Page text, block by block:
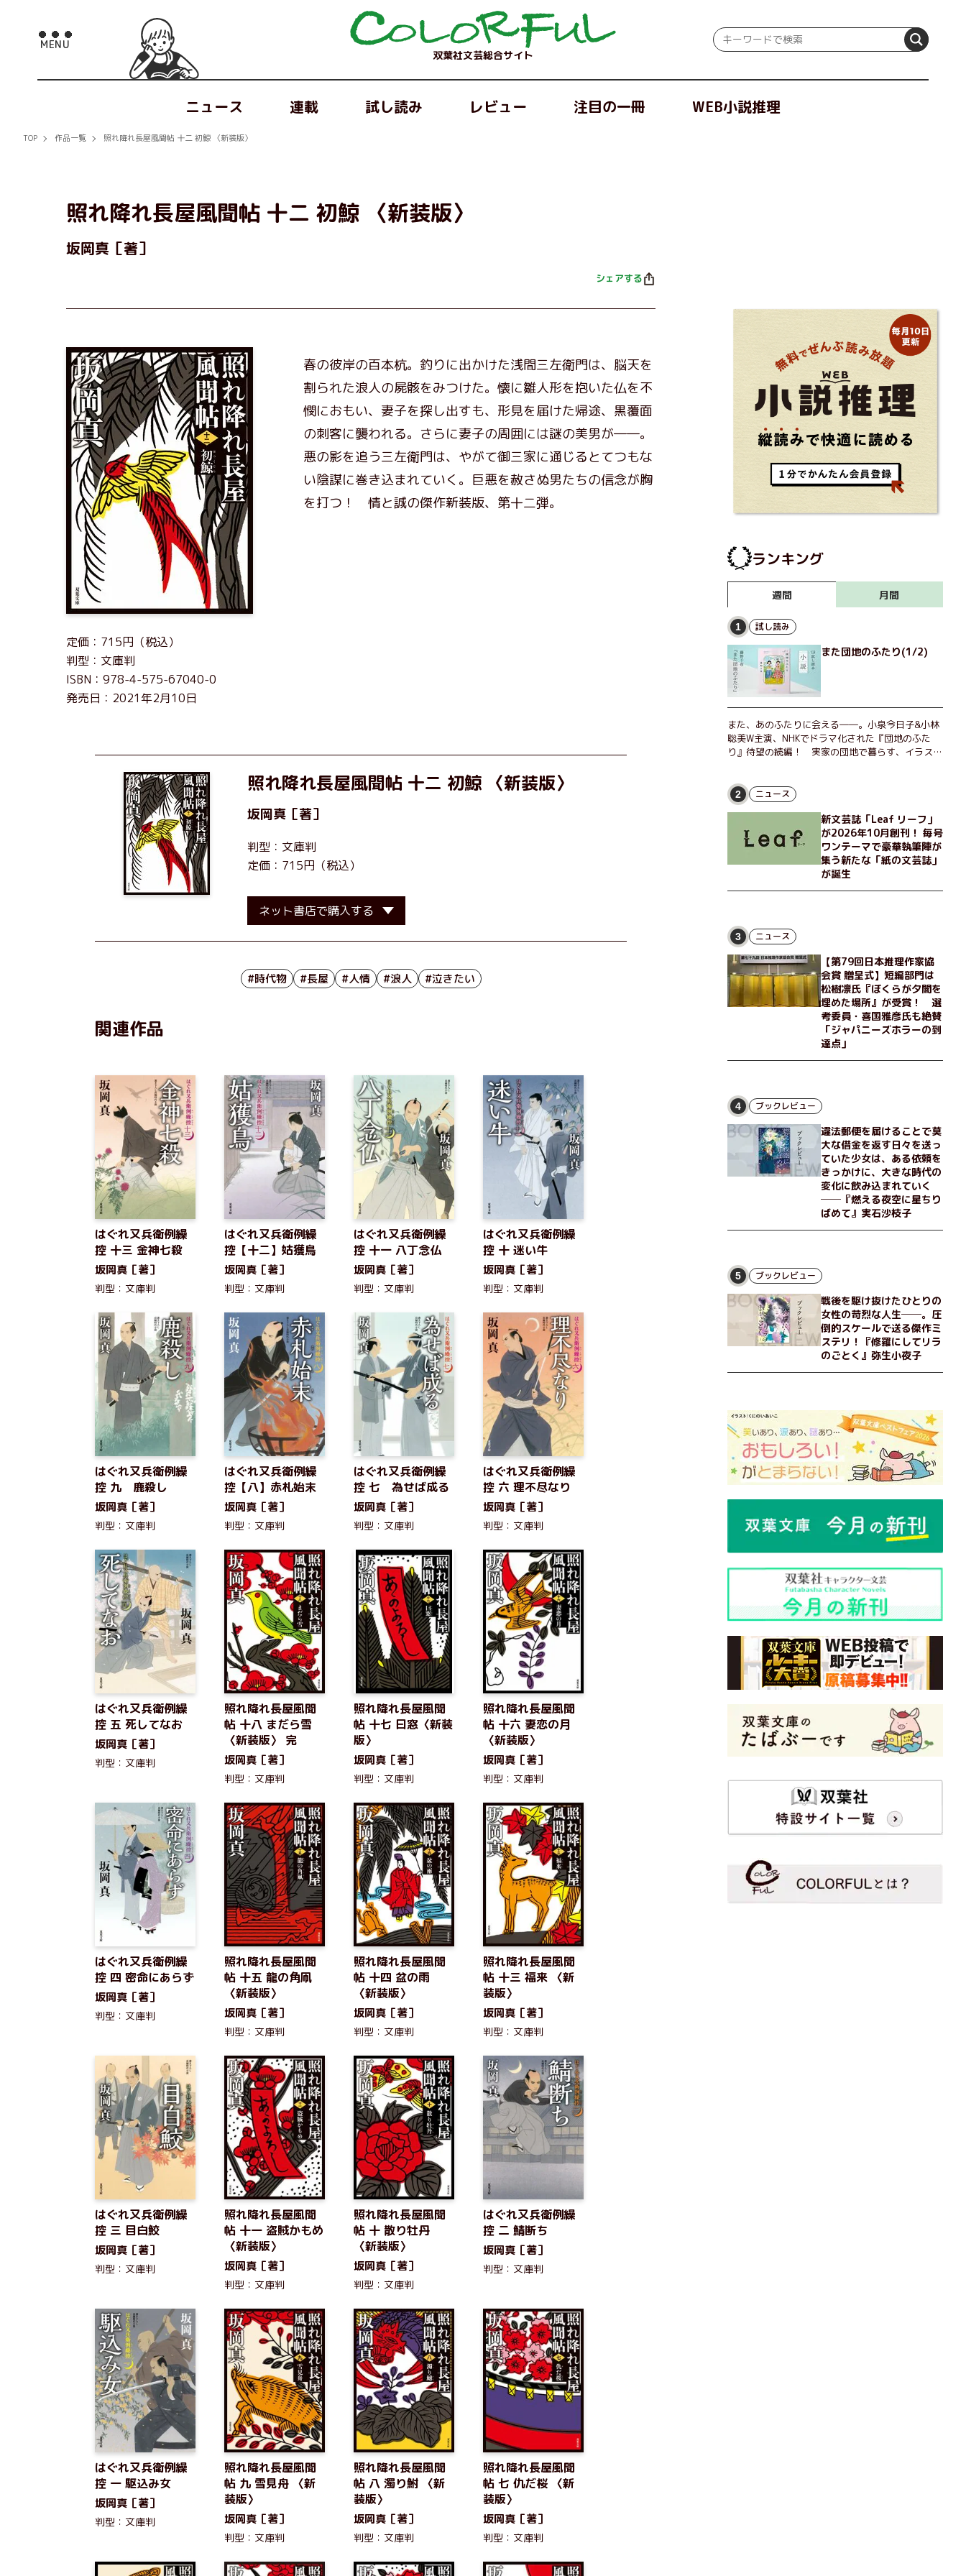
双葉社文芸総合サイト
ニュース 連載 試し読み レビュー 注目の一冊 WEB小説推理
TOP 作品一覧 照れ降れ長屋風聞帖 十二 初鯨 〈新装版〉
照れ降れ長屋風聞帖 十二 初鯨 〈新装版〉
坂岡真［著］
シェアする
定価：715円（税込）
判型：文庫判
ISBN：978-4-575-67040-0
発売日：2021年2月10日
春の彼岸の百本杭。釣りに出かけた浅間三左衛門は、脳天を
割られた浪人の屍骸をみつけた。懐に雛人形を抱いた仏を不
憫におもい、妻子を探し出すも、形見を届けた帰途、黒覆面
の刺客に襲われる。さらに妻子の周囲には謎の美男が――。
悪の影を追う三左衛門は、やがて御三家に通じるとてつもな
い陰謀に巻き込まれていく。巨悪を赦さぬ男たちの信念が胸
を打つ！ 情と誠の傑作新装版、第十二弾。
照れ降れ長屋風聞帖 十二 初鯨 〈新装版〉
坂岡真 ［著］
判型：文庫判
定価：715円（税込）
ネット書店で購入する
#時代物 #長屋 #人情 #浪人 #泣きたい
関連作品
はぐれ又兵衛例繰
控 十三 金神七殺
坂岡真［著］
判型：文庫判
はぐれ又兵衛例繰
控【十二】姑獲鳥
坂岡真［著］
判型：文庫判
はぐれ又兵衛例繰
控 十一 八丁念仏
坂岡真［著］
判型：文庫判
はぐれ又兵衛例繰
控 十 迷い牛
坂岡真［著］
判型：文庫判
はぐれ又兵衛例繰
控 九 鹿殺し
坂岡真［著］
判型：文庫判
はぐれ又兵衛例繰
控【八】赤札始末
坂岡真［著］
判型：文庫判
はぐれ又兵衛例繰
控 七 為せば成る
坂岡真［著］
判型：文庫判
はぐれ又兵衛例繰
控 六 理不尽なり
坂岡真［著］
判型：文庫判
はぐれ又兵衛例繰
控 五 死してなお
坂岡真［著］
判型：文庫判
照れ降れ長屋風聞
帖 十八 まだら雪
〈新装版〉 完
坂岡真［著］
判型：文庫判
照れ降れ長屋風聞
帖 十七 曰窓〈新装
版〉
坂岡真［著］
判型：文庫判
照れ降れ長屋風聞
帖 十六 妻恋の月
〈新装版〉
坂岡真［著］
判型：文庫判
はぐれ又兵衛例繰
控 四 密命にあらず
坂岡真［著］
判型：文庫判
照れ降れ長屋風聞
帖 十五 龍の角凧
〈新装版〉
坂岡真［著］
判型：文庫判
照れ降れ長屋風聞
帖 十四 盆の雨
〈新装版〉
坂岡真［著］
判型：文庫判
照れ降れ長屋風聞
帖 十三 福来 〈新
装版〉
坂岡真［著］
判型：文庫判
はぐれ又兵衛例繰
控 三 目白鮫
坂岡真［著］
判型：文庫判
照れ降れ長屋風聞
帖 十一 盗賊かもめ
〈新装版〉
坂岡真［著］
判型：文庫判
照れ降れ長屋風聞
帖 十 散り牡丹
〈新装版〉
坂岡真［著］
判型：文庫判
はぐれ又兵衛例繰
控 二 鯖断ち
坂岡真［著］
判型：文庫判
はぐれ又兵衛例繰
控 一 駆込み女
坂岡真［著］
判型：文庫判
照れ降れ長屋風聞
帖 九 雪見舟 〈新
装版〉
坂岡真［著］
判型：文庫判
照れ降れ長屋風聞
帖 八 濁り鮒 〈新
装版〉
坂岡真［著］
判型：文庫判
照れ降れ長屋風聞
帖 七 仇だ桜 〈新
装版〉
坂岡真［著］
判型：文庫判
ランキング
週間 月間
1 試し読み
また団地のふたり(1/2)
また、あのふたりに会える――。小泉今日子&小林
聡美W主演、NHKでドラマ化された『団地のふた
り』待望の続編！ 実家の団地で暮らす、イラスト
ょっとした贅沢を楽しんだり、近所のおばちゃんの
恋バナを聞いてあげたり、部屋でふたりだけの「台
湾映画祭」を催したり。50代独身、幼なじみの変
わらぬ友情とささやかな幸せの日々を描く。
2 ニュース
新文芸誌「Leaf リーフ」
が2026年10月創刊！ 毎号
ワンテーマで豪華執筆陣が
集う新たな「紙の文芸誌」
が誕生
3 ニュース
【第79回日本推理作家協
会賞 贈呈式】短編部門は
松樹凛氏『ぼくらが夕闇を
埋めた場所』が受賞！ 選
考委員・喜国雅彦氏も絶賛
「ジャパニーズホラーの到
達点」
4 ブックレビュー
違法郵便を届けることで莫
大な借金を返す日々を送っ
ていた少女は、ある依頼を
きっかけに、大きな時代の
変化に飲み込まれていく
──『燃える夜空に星ちり
ばめて』実石沙枝子
5 ブックレビュー
戦後を駆け抜けたひとりの
女性の苛烈な人生──。圧
倒的スケールで送る傑作ミ
ステリ！『修羅にしてリラ
のごとく』弥生小夜子